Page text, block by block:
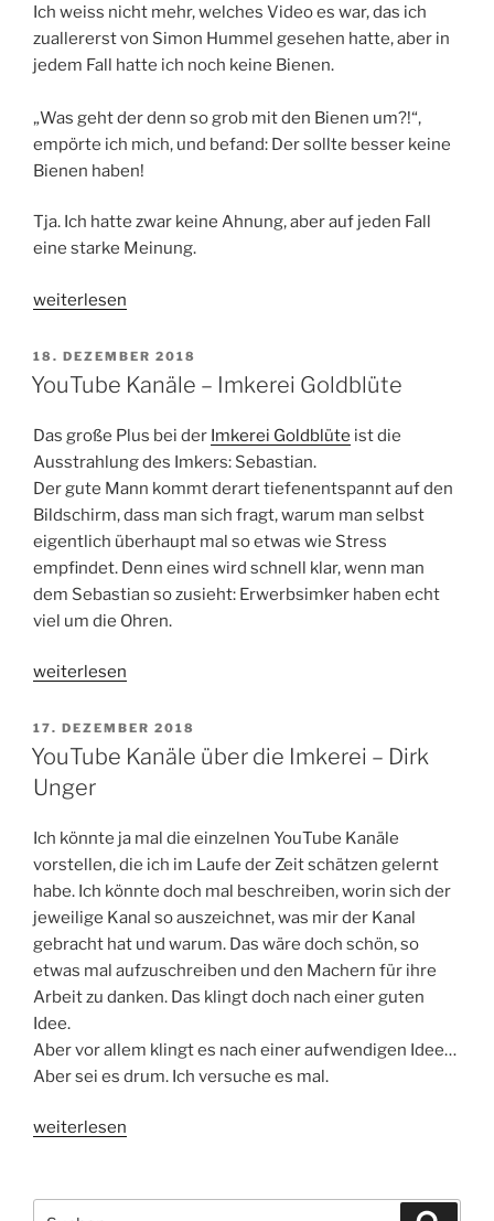
Ich weiss nicht mehr, welches Video es war, das ich
zuallererst von Simon Hummel gesehen hatte, aber in
jedem Fall hatte ich noch keine Bienen.
„Was geht der denn so grob mit den Bienen um?!“,
empörte ich mich, und befand: Der sollte besser keine
Bienen haben!
Tja. Ich hatte zwar keine Ahnung, aber auf jeden Fall
eine starke Meinung.
„YouTube
über
die
–
Simon
Hummel“
weiterlesen
VERÖFFENTLICHT
AM
18. DEZEMBER 2018
YouTube Kanäle – Imkerei Goldblüte
Das große Plus bei der Imkerei Goldblüte ist die
Ausstrahlung des Imkers: Sebastian.
Der gute Mann kommt derart tiefenentspannt auf den
Bildschirm, dass man sich fragt, warum man selbst
eigentlich überhaupt mal so etwas wie Stress
empfindet. Denn eines wird schnell klar, wenn man
dem Sebastian so zusieht: Erwerbsimker haben echt
viel um die Ohren.
„YouTube
–
Imkerei
Goldblüte“
weiterlesen
VERÖFFENTLICHT
AM
17. DEZEMBER 2018
YouTube Kanäle über die Imkerei – Dirk
Unger
Ich könnte ja mal die einzelnen YouTube Kanäle
vorstellen, die ich im Laufe der Zeit schätzen gelernt
habe. Ich könnte doch mal beschreiben, worin sich der
jeweilige Kanal so auszeichnet, was mir der Kanal
gebracht hat und warum. Das wäre doch schön, so
etwas mal aufzuschreiben und den Machern für ihre
Arbeit zu danken. Das klingt doch nach einer guten
Idee.
Aber vor allem klingt es nach einer aufwendigen Idee…
Aber sei es drum. Ich versuche es mal.
„YouTube
die
weiterlesen